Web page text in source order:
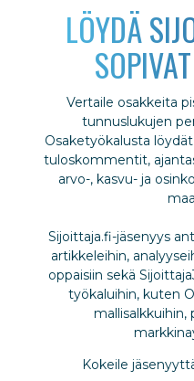
LÖYDÄ
Vertaile osakkeita
tunnuslukujen
Osaketyökalusta
tuloskommentit,
arvo-, kasvu- ja
Sijoittaja.fi-jäsenyys
artikkeleihin,
oppaisiin sekä
työkaluihin, kuten
mallisalkkuihin,
Kokeile